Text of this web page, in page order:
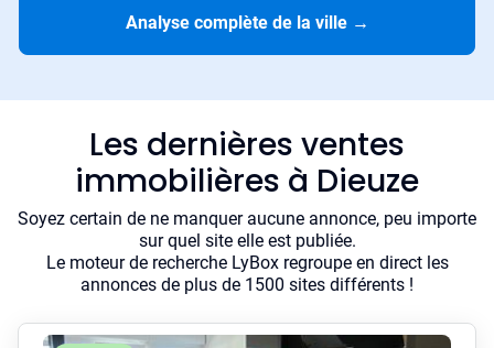
Analyse complète de la ville →
Les dernières ventes
immobilières à Dieuze
Soyez certain de ne manquer aucune annonce, peu importe
sur quel site elle est publiée.
Le moteur de recherche LyBox regroupe en direct les
annonces de plus de 1500 sites différents !